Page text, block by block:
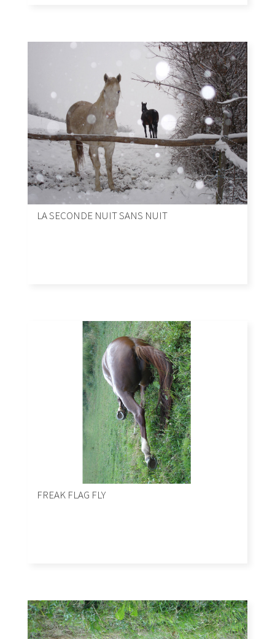
LA SECONDE NUIT SANS NUIT
FREAK FLAG FLY